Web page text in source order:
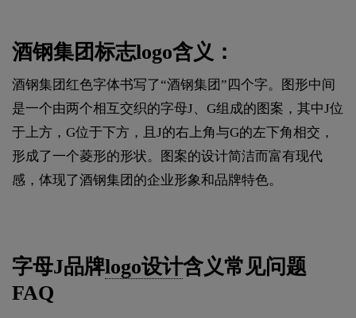
酒钢集团标志logo含义：
酒钢集团红色字体书写了“酒钢集团”四个字。图形中间
是一个由两个相互交织的字母J、G组成的图案，其中J位
于上方，G位于下方，且J的右上角与G的左下角相交，
形成了一个菱形的形状。图案的设计简洁而富有现代
感，体现了酒钢集团的企业形象和品牌特色。
字母J品牌logo设计含义常见问题
FAQ